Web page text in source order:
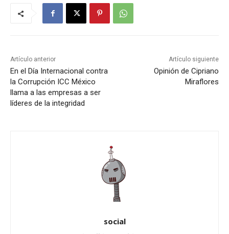
Artículo anterior
En el Día Internacional contra
la Corrupción ICC México
llama a las empresas a ser
líderes de la integridad
Artículo siguiente
Opinión de Cipriano
Miraflores
social